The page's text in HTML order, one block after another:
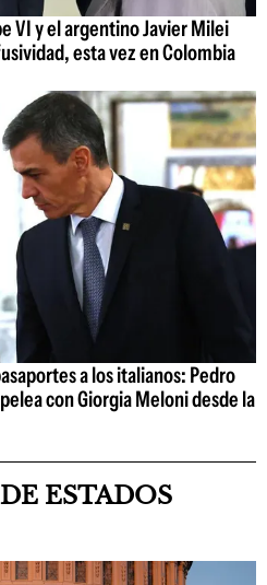
VI y el argentino Javier Milei
esta vez en Colombia
a los italianos: Pedro
con Giorgia Meloni desde la
ESTADOS